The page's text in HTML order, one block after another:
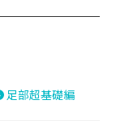
足部超基礎編